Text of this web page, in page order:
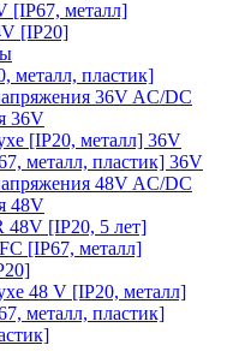
[IP67, металл]
[IP20]
металл, пластик]
AC/DC
36V
[IP20, металл] 36V
металл, пластик] 36V
AC/DC
48V
48V [IP20, 5 лет]
[IP67, металл]
48 V [IP20, металл]
металл, пластик]